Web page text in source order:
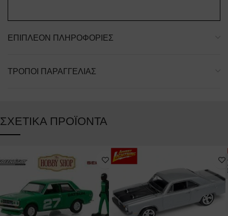
ΕΠΙΠΛΈΟΝ ΠΛΗΡΟΦΟΡΊΕΣ
ΤΡΌΠΟΙ ΠΑΡΑΓΓΕΛΊΑΣ
ΣΧΕΤΙΚΆ ΠΡΟΪΌΝΤΑ